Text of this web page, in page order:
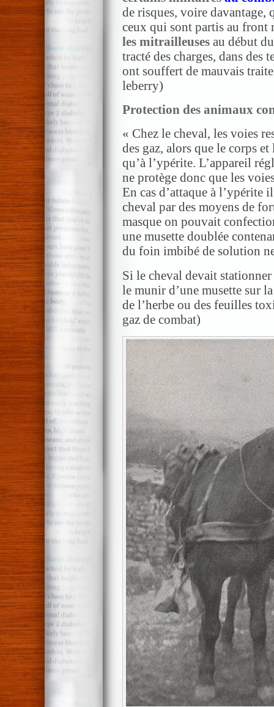
de risques, voire davantage,
ceux qui sont partis au front
les mitrailleuses au début
tracté des charges, dans des
ont souffert de mauvais
leberry)
Protection des animaux
« Chez le cheval, les voies
des gaz, alors que le corps
qu’à l’ypérite. L’appareil
ne protège donc que les
En cas d’attaque à
cheval par des moyens de
masque on pouvait
une musette doublée
du foin imbibé de solution
Si le cheval devait
le munir d’une musette sur
de l’herbe ou des feuilles
gaz de combat)